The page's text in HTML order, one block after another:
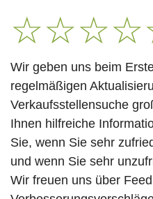
☆☆☆☆
Wir geben uns beim
regelmäßigen
Verkaufsstellensuche
Ihnen hilfreiche
Sie, wenn Sie sehr
und wenn Sie sehr
Wir freuen uns über